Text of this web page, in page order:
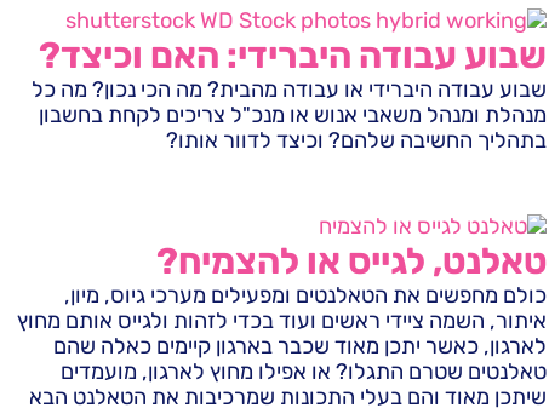
שבוע עבודה היברידי: האם וכיצד?
שבוע עבודה היברידי או עבודה מהבית? מה הכי נכון? מה כל
מנהלת ומנהל משאבי אנוש או מנכ"ל צריכים לקחת בחשבון
בתהליך החשיבה שלהם? וכיצד לדוור אותו?
טאלנט, לגייס או להצמיח?
כולם מחפשים את הטאלנטים ומפעילים מערכי גיוס, מיון,
איתור, השמה ציידי ראשים ועוד בכדי לזהות ולגייס אותם מחוץ
לארגון, כאשר יתכן מאוד שכבר בארגון קיימים כאלה שהם
טאלנטים שטרם התגלו? או אפילו מחוץ לארגון, מועמדים
שיתכן מאוד והם בעלי התכונות שמרכיבות את הטאלנט הבא